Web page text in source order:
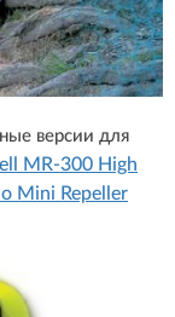
версии для
MR-300 High
Mini Repeller